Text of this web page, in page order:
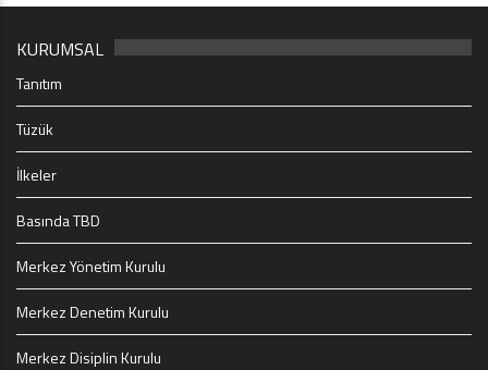
KURUMSAL
Tanıtım
Tüzük
İlkeler
Basında TBD
Merkez Yönetim Kurulu
Merkez Denetim Kurulu
Merkez Disiplin Kurulu